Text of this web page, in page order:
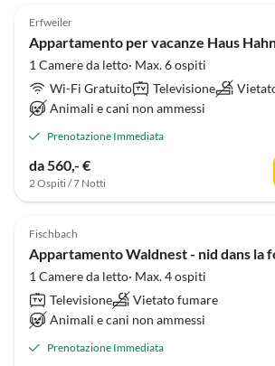
Erfweiler
Appartamento per vacanze Haus
1 Camere da letto· Max. 6 ospiti
Wi-Fi Gratuito
Televisione
Animali e cani non ammessi
Prenotazione Immediata
da 560,- €
2 Ospiti / 7 Notti
Fischbach
Appartamento Waldnest - nid dans la
1 Camere da letto· Max. 4 ospiti
Televisione
Vietato fumare
Animali e cani non ammessi
Prenotazione Immediata